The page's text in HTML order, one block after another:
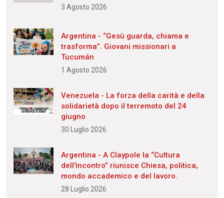
3 Agosto 2026
Argentina - “Gesù guarda, chiama e
trasforma”. Giovani missionari a
Tucumán
1 Agosto 2026
Venezuela - La forza della carità e della
solidarietà dopo il terremoto del 24
giugno
30 Luglio 2026
Argentina - A Claypole la “Cultura
dell'incontro” riunisce Chiesa, politica,
mondo accademico e del lavoro.
28 Luglio 2026